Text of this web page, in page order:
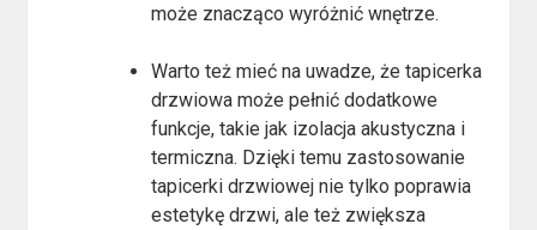
może znacząco wyróżnić wnętrze.
Warto też mieć na uwadze, że tapicerka
drzwiowa może pełnić dodatkowe
funkcje, takie jak izolacja akustyczna i
termiczna. Dzięki temu zastosowanie
tapicerki drzwiowej nie tylko poprawia
estetykę drzwi, ale też zwiększa